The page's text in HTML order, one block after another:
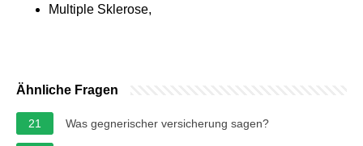
Multiple Sklerose,
Ähnliche Fragen
21 Was gegnerischer versicherung sagen?